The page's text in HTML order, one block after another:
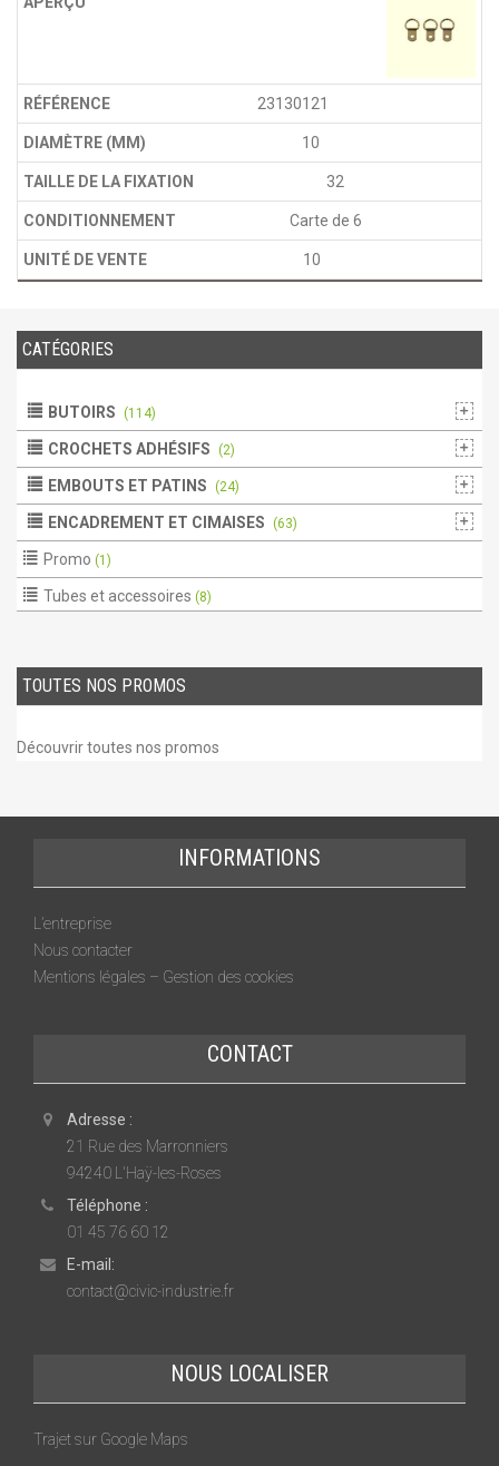
23130121
10
32
Carte de 6
10
CATÉGORIES
BUTOIRS (114)
CROCHETS ADHÉSIFS (2)
EMBOUTS ET PATINS (24)
ENCADREMENT ET CIMAISES (63)
Promo (1)
Tubes et accessoires (8)
TOUTES NOS PROMOS
Découvrir toutes nos promos
INFORMATIONS
L’entreprise
Nous contacter
Mentions légales – Gestion des cookies
CONTACT
Adresse :
21 Rue des Marronniers
94240 L'Haÿ-les-Roses
Téléphone :
01 45 76 60 12
E-mail:
contact@civic-industrie.fr
NOUS LOCALISER
Trajet sur Google Maps